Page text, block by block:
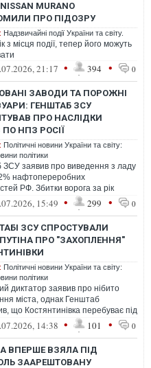
MURANO
ПРО ПІДОЗРУ
Надзвичайні події України та світу.
з місця події, тепер його можуть
21:17 • 394 • 0
ЗАВОДИ ТА ПОРОЖНІ
ГЕНШТАБ ЗСУ
ПРО НАСЛІДКИ
ПО НПЗ РОСІЇ
Політичні новини України та світу:
політики
ЗСУ заявив про виведення з ладу
нафтопереробних
РФ. Збитки ворога за рік
13,5 млрд доларів
15:49 • 299 • 0
ЗСУ СПРОСТУВАЛИ
ПРО "ЗАХОПЛЕННЯ"
Політичні новини України та світу:
політики
диктатор заявив про нібито
міста, однак Генштаб
що Костянтинівка перебуває під
України14:38 • 101 • 0
ВПЕРШЕ ВЗЯЛА ПІД
ЗААРЕШТОВАНУ